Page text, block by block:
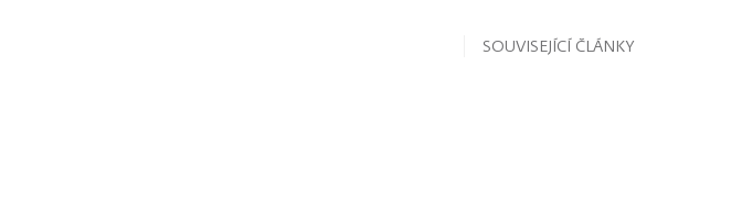
SOUVISEJÍCÍ ČLÁNKY